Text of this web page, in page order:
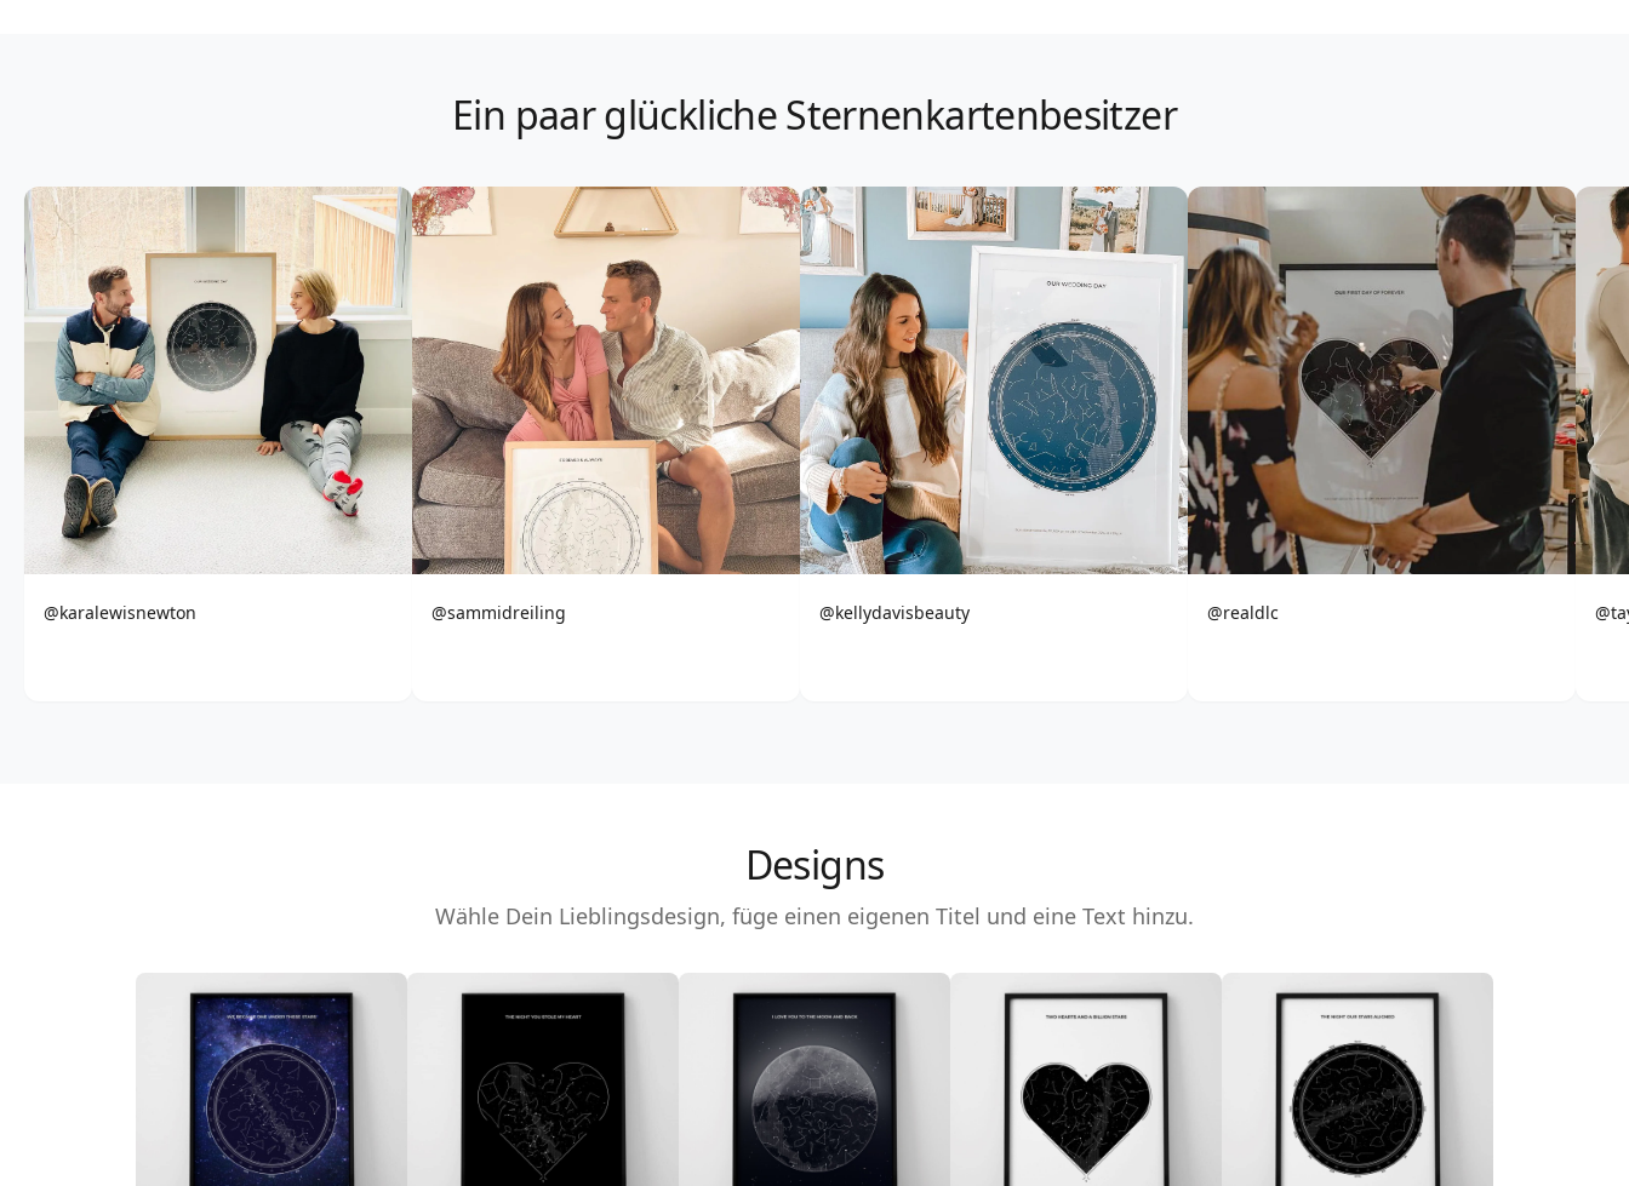
Ein paar glückliche Sternenkartenbesitzer
@karalewisnewton @sammidreiling @kellydavisbeauty @realdlc
Designs
Wähle Dein Lieblingsdesign, füge einen eigenen Titel und eine Text hinzu.